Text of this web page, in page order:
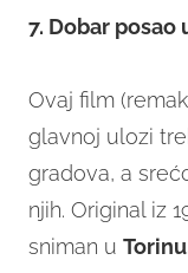
7. Dobar posao
Ovaj film
glavnoj ulozi
gradova, a
njih. Original iz
sniman u